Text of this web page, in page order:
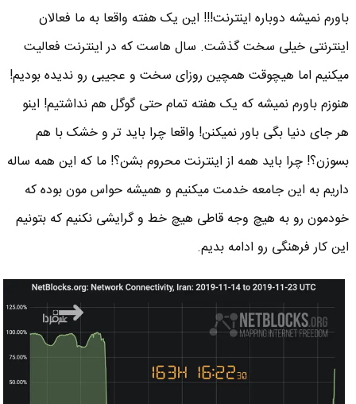
باورم نمیشه دوباره اینترنت!!! این یک هفته واقعا به ما فعالان
اینترنتی خیلی سخت گذشت. سال هاست که در اینترنت فعالیت
میکنیم اما هیچوقت همچین روزای سخت و عجیبی رو ندیده بودیم!
هنوزم باورم نمیشه که یک هفته تمام حتی گوگل هم نداشتیم! اینو
هر جای دنیا بگی باور نمیکنن! واقعا چرا باید تر و خشک با هم
بسوزن؟! چرا باید همه از اینترنت محروم بشن؟! ما که این همه ساله
داریم به این جامعه خدمت میکنیم و همیشه حواس مون بوده که
خودمون رو به هیچ وجه قاطی هیچ خط و گرایشی نکنیم که بتونیم
این کار فرهنگی رو ادامه بدیم.